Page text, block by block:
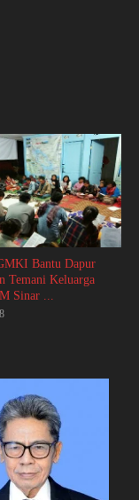
Bantu Dapur
Temani Keluarga
Sinar ...